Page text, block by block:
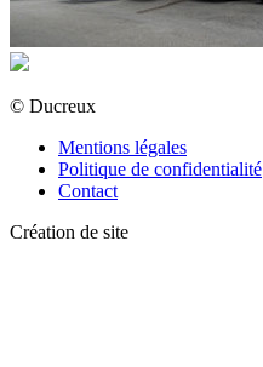
© Ducreux
Mentions légales
Politique de confidentialité
Contact
Création de site